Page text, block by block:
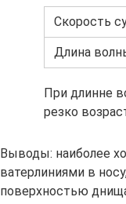
Скорость
Длина
При длинне
резко
Выводы: наиболее
ватерлиниями в
поверхностью